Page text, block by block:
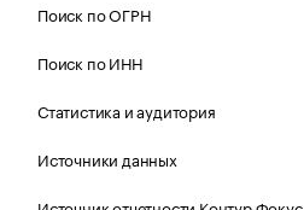
Поиск по ОГРН
Поиск по ИНН
Статистика и аудитория
Источники данных